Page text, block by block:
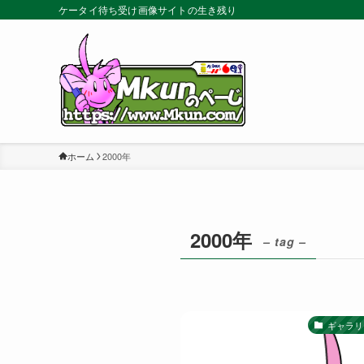
ケータイ待ち受け画像サイトの生き残り
ホーム 2000年
2000年 – tag –
ギャラ